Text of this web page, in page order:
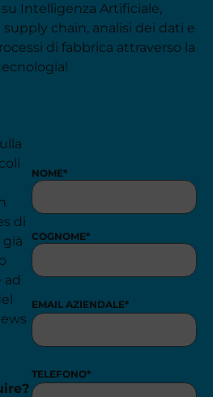
Intelligenza Artificiale,
chain, analisi dei dati e
di fabbrica attraverso la
di
ad
NOME*
COGNOME*
EMAIL AZIENDALE*
TELEFONO*